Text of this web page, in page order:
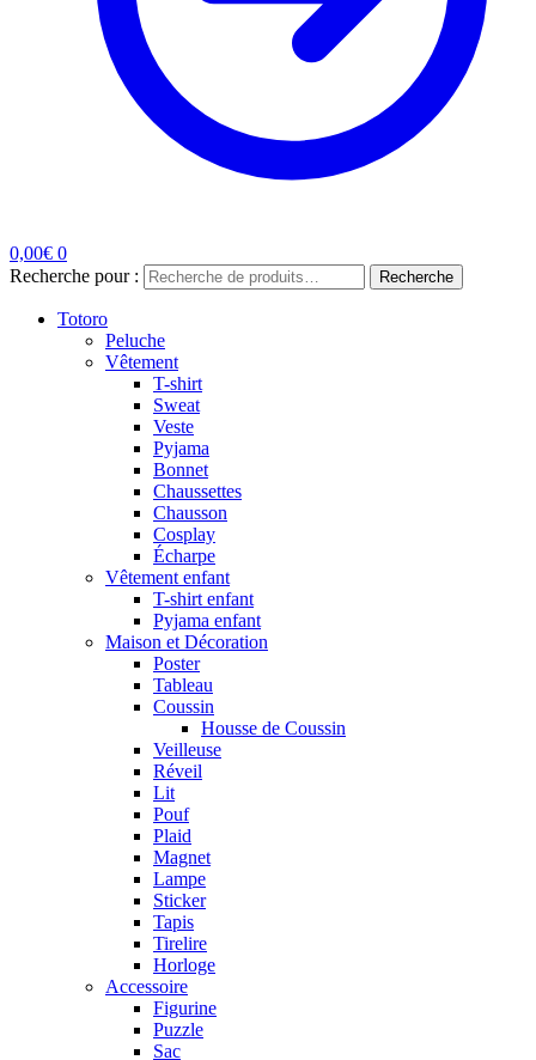
0,00€ 0
Recherche pour :
Recherche
Totoro
Peluche
Vêtement
T-shirt
Sweat
Veste
Pyjama
Bonnet
Chaussettes
Chausson
Cosplay
Écharpe
Vêtement enfant
T-shirt enfant
Pyjama enfant
Maison et Décoration
Poster
Tableau
Coussin
Housse de Coussin
Veilleuse
Réveil
Lit
Pouf
Plaid
Magnet
Lampe
Sticker
Tapis
Tirelire
Horloge
Accessoire
Figurine
Puzzle
Sac